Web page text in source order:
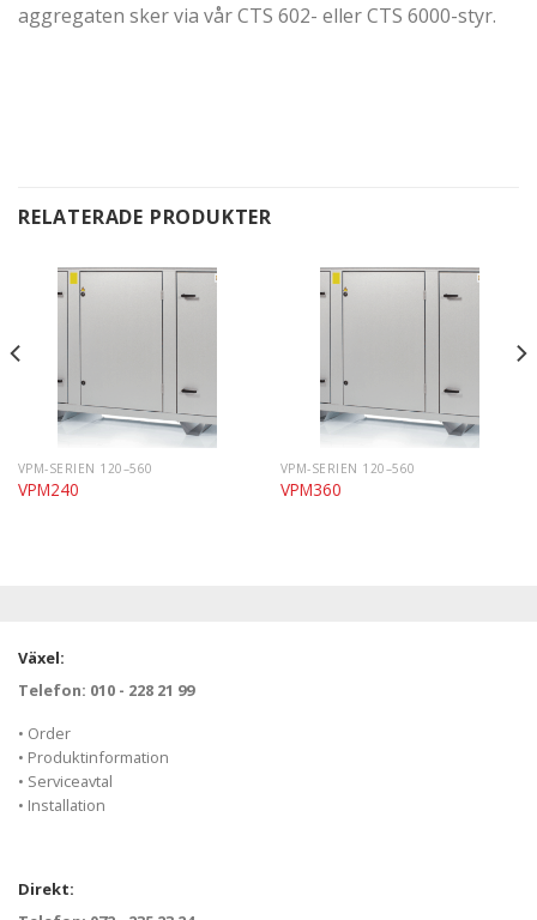
aggregaten sker via vår CTS 602- eller CTS 6000-styr.
RELATERADE PRODUKTER
VPM-SERIEN 120–560
VPM240
VPM-SERIEN 120–560
VPM360
Växel:
Telefon: 010 - 228 21 99
• Order
• Produktinformation
• Serviceavtal
• Installation
Direkt: